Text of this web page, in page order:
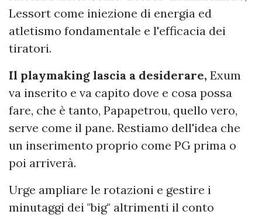
Lessort come iniezione di energia ed
atletismo fondamentale e l'efficacia dei
tiratori.
Il playmaking lascia a desiderare, Exum
va inserito e va capito dove e cosa possa
fare, che è tanto, Papapetrou, quello vero,
serve come il pane. Restiamo dell'idea che
un inserimento proprio come PG prima o
poi arriverà.
Urge ampliare le rotazioni e gestire i
minutaggi dei "big" altrimenti il conto